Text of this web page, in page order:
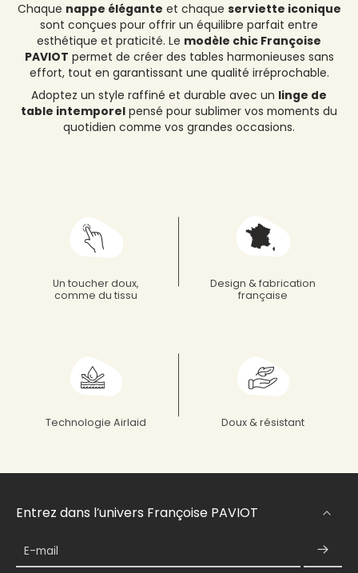
Chaque nappe élégante et chaque serviette iconique
sont conçues pour offrir un équilibre parfait entre
esthétique et praticité. Le modèle chic Françoise
PAVIOT permet de créer des tables harmonieuses sans
effort, tout en garantissant une qualité irréprochable.
Adoptez un style raffiné et durable avec un linge de
table intemporel pensé pour sublimer vos moments du
quotidien comme vos grandes occasions.
Un toucher doux,
comme du tissu
Design & fabrication
française
Technologie Airlaid Doux & résistant
Entrez dans l’univers Françoise PAVIOT
E-mail